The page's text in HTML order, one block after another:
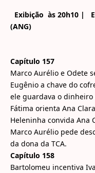
Exibição às 20h10 |
(ANG)
Capítulo 157
Marco Aurélio e Odete
Eugênio a chave do
ele guardava o dinheiro
Fátima orienta Ana
Heleninha convida Ana
Marco Aurélio pede
da dona da TCA.
Capítulo 158
Bartolomeu incentiva